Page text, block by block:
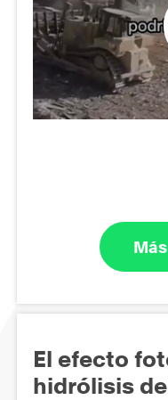
El efecto
hidrólisis